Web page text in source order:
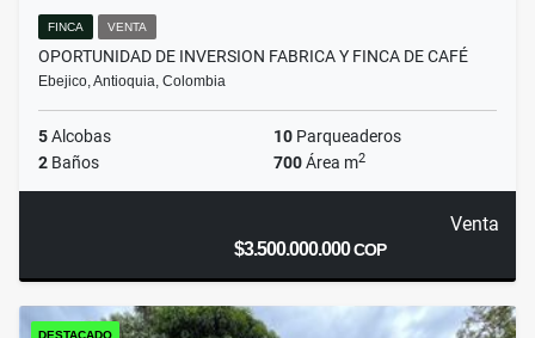
FINCA VENTA
OPORTUNIDAD DE INVERSION FABRICA Y FINCA DE CAFÉ
Ebejico, Antioquia, Colombia
5Alcobas 10 Parqueaderos
2 Baños 700Área m2
Venta
$3.500.000.000COP
DESTACADO